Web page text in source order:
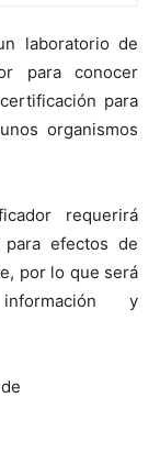
laboratorio de
para conocer
para
organismos
requerirá
efectos de
por lo que será
y